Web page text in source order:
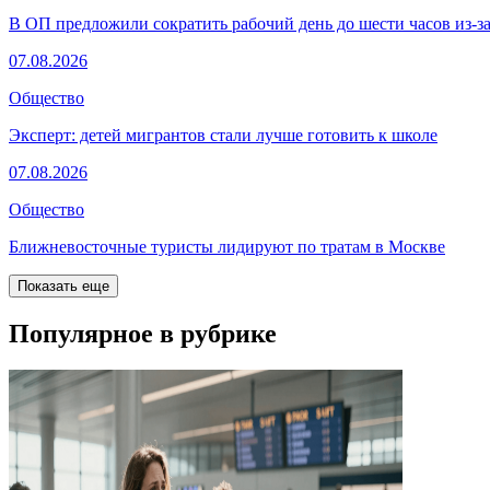
В ОП предложили сократить рабочий день до шести часов из-
07.08.2026
Общество
Эксперт: детей мигрантов стали лучше готовить к школе
07.08.2026
Общество
Ближневосточные туристы лидируют по тратам в Москве
Показать еще
Популярное в рубрике